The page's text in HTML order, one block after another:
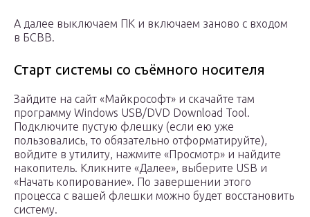
А далее выключаем ПК и включаем заново с входом
в БСВВ.
Старт системы со съёмного носителя
Зайдите на сайт «Майкрософт» и скачайте там
программу Windows USB/DVD Download Tool.
Подключите пустую флешку (если ею уже
пользовались, то обязательно отформатируйте),
войдите в утилиту, нажмите «Просмотр» и найдите
накопитель. Кликните «Далее», выберите USB и
«Начать копирование». По завершении этого
процесса с вашей флешки можно будет восстановить
систему.